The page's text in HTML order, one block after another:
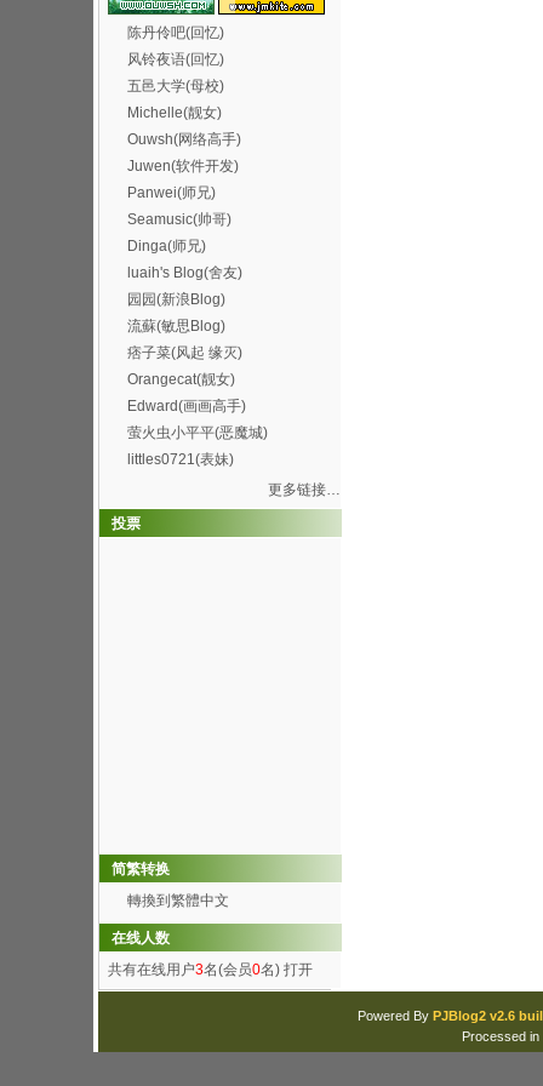
陈丹伶吧(回忆)
风铃夜语(回忆)
五邑大学(母校)
Michelle(靓女)
Ouwsh(网络高手)
Juwen(软件开发)
Panwei(师兄)
Seamusic(帅哥)
Dinga(师兄)
luaih's Blog(舍友)
园园(新浪Blog)
流蘇(敏思Blog)
痞子菜(风起 缘灭)
Orangecat(靓女)
Edward(画画高手)
萤火虫小平平(恶魔城)
littles0721(表妹)
更多链接…
投票
简繁转换
轉換到繁體中文
在线人数
共有在线用户3名(会员0名) 打开
Powered By PJBlog2 v2.6
Processed in